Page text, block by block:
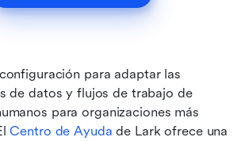
para adaptar las
de datos y flujos de trabajo de
para organizaciones más
Centro de Ayuda de Lark ofrece una